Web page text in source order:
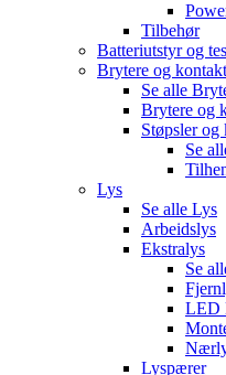
Tilbehør
Batteriutstyr og
Brytere og
Se alle
Brytere og
Støpsler og
Se
Lys
Se alle Lys
Arbeidslys
Ekstralys
Se
LED
Lyspærer